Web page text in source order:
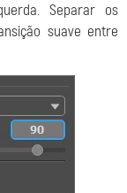
Separar os
suave entre